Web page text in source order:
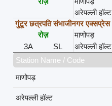
अरेपल्ली हॉल्ट
गुंटूर छत्रपति संभाजीनगर एक्सप्रेस
रोज़
माणोपड़
3A
SL अरेपल्ली हॉल्ट
Station Name / Code
माणोपड़
अरेपल्ली हॉल्ट